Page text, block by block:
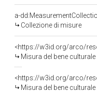
a-
Collezione di misure
<https://w3id.org/arco/
Misura del bene
<https://w3id.org/arco/
Misura del bene